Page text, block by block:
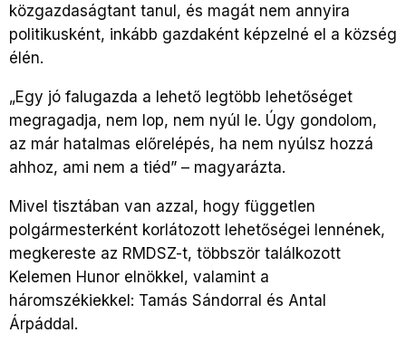
közgazdaságtant tanul, és magát nem annyira
politikusként, inkább gazdaként képzelné el a község
élén.
„Egy jó falugazda a lehető legtöbb lehetőséget
megragadja, nem lop, nem nyúl le. Úgy gondolom,
az már hatalmas előrelépés, ha nem nyúlsz hozzá
ahhoz, ami nem a tiéd” – magyarázta.
Mivel tisztában van azzal, hogy független
polgármesterként korlátozott lehetőségei lennének,
megkereste az RMDSZ-t, többször találkozott
Kelemen Hunor elnökkel, valamint a
háromszékiekkel: Tamás Sándorral és Antal
Árpáddal.